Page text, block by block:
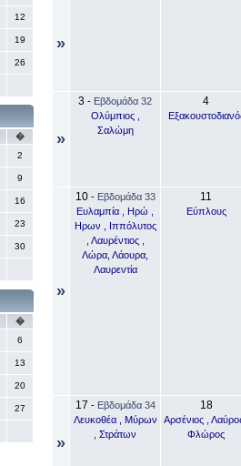
12
19
26
�
2
9
16
23
30
�
6
13
20
27
»
»
3 - Εβδομάδα 32
Ολύμπιος ,
Σαλώμη
4
»
10- Εβδομάδα 33
Ευλαμπία , Ηρώ ,
Ηρων , Ιππόλυτος
, Λαυρέντιος ,
Λώρα, Λάουρα,
Λαυρεντία
11
Εύπλους
»
17 - Εβδομάδα 34
Λευκοθέα , Μύρων
, Στράτων
18
Αρσένιος ,
Φλώρος